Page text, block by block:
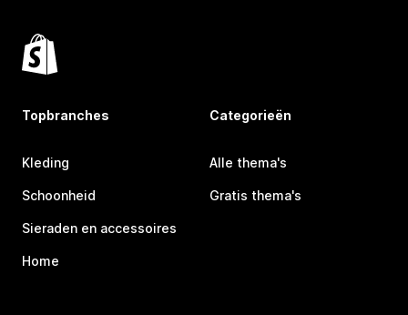
Topbranches
Kleding
Schoonheid
Sieraden en accessoires
Home
Categorieën
Alle thema's
Gratis thema's